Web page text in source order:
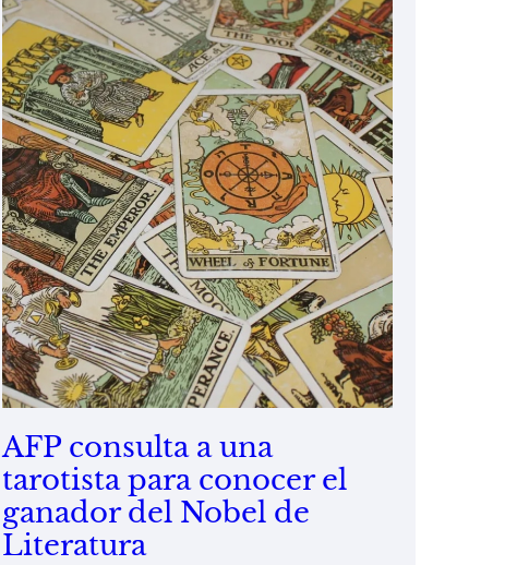
AFP consulta a una
tarotista para conocer el
ganador del Nobel de
Literatura